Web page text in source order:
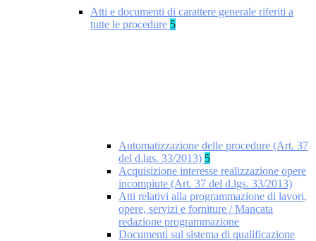
Atti e documenti di carattere generale riferiti a
tutte le procedure 5
Automatizzazione delle procedure (Art. 37
del d.lgs. 33/2013) 5
Acquisizione interesse realizzazione opere
incompiute (Art. 37 del d.lgs. 33/2013)
Atti relativi alla programmazione di lavori,
opere, servizi e forniture / Mancata
redazione programmazione
Documenti sul sistema di qualificazione